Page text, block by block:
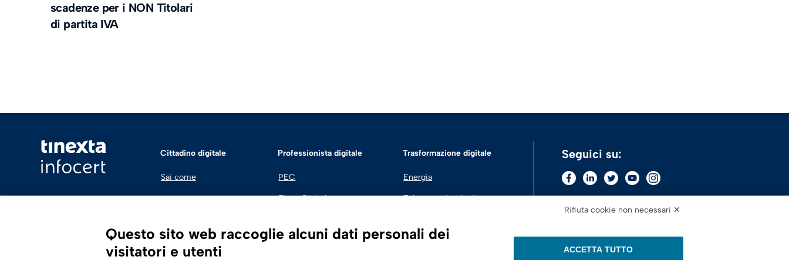
scadenze per i NON Titolari
di partita IVA
Cittadino digitale
Sai come
Professionista digitale
PEC
Firma Digitale
SPID | Identità Digitale
Trasformazione digitale
Energia
Telecomunicazioni
Seguici su:
Rifiuta cookie non necessari ✕
Questo sito web raccoglie alcuni dati personali dei
visitatori e utenti
ACCETTA TUTTO